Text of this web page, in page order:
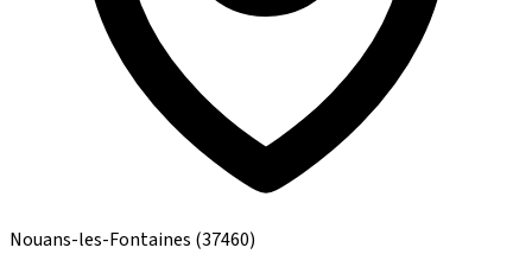
Nouans-les-Fontaines (37460)